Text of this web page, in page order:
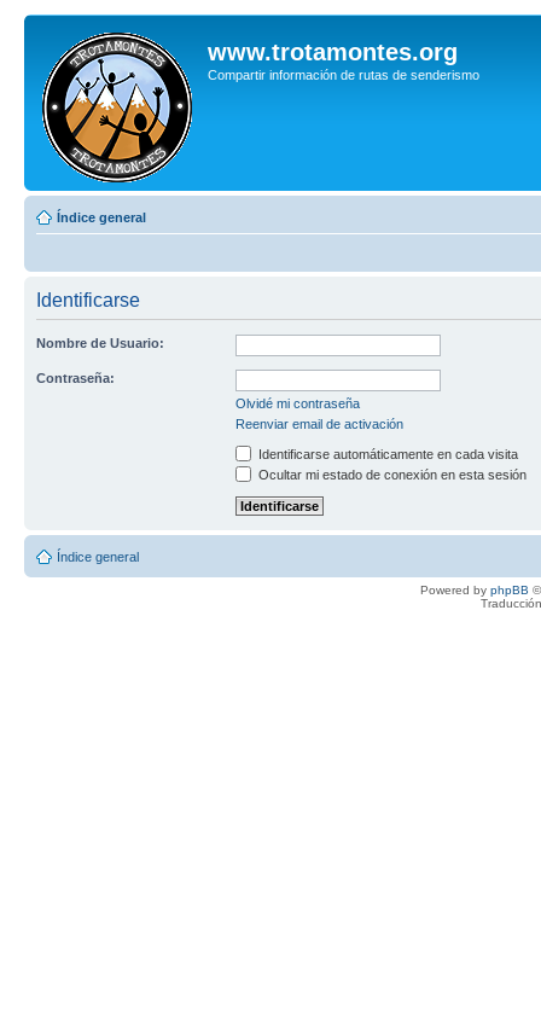
www.trotamontes.org
Compartir información de rutas de senderismo
Índice general
Identificarse
Nombre de Usuario:
Contraseña:
Olvidé mi contraseña
Reenviar email de activación
Identificarse automáticamente en cada visita
Ocultar mi estado de conexión en esta sesión
Índice general
Powered by phpBB